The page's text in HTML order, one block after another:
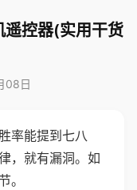
遥控器(实用干货
08日
率能提到七八
，就有漏洞。如
。